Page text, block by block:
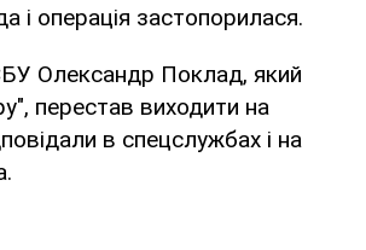
і операція застопорилася.
Олександр Поклад, який
перестав виходити на
в спецслужбах і на